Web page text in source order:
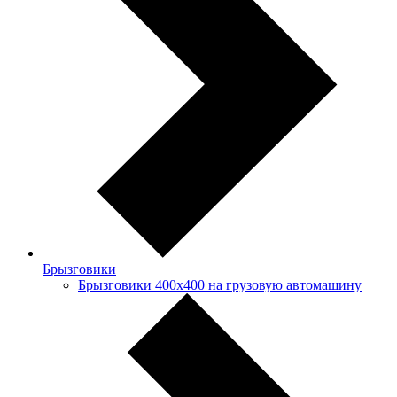
Брызговики
Брызговики 400х400 на грузовую автомашину